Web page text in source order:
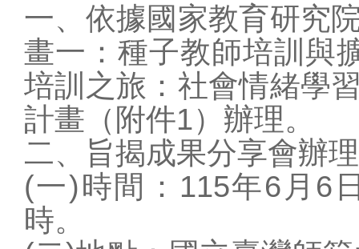
會議資料
學校概況
行政單位
教師專區
學生專區
家長專區
校園訊息
站務相關
一、依據國家教育研究
畫一：種子教師培訓與
培訓之旅：社會情緒學
計畫（附件1）辦理。
二、旨揭成果分享會辦
(一)時間：115年6月6
時。